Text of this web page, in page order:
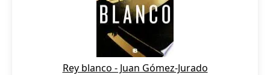
Rey blanco - Juan Gómez-Jurado